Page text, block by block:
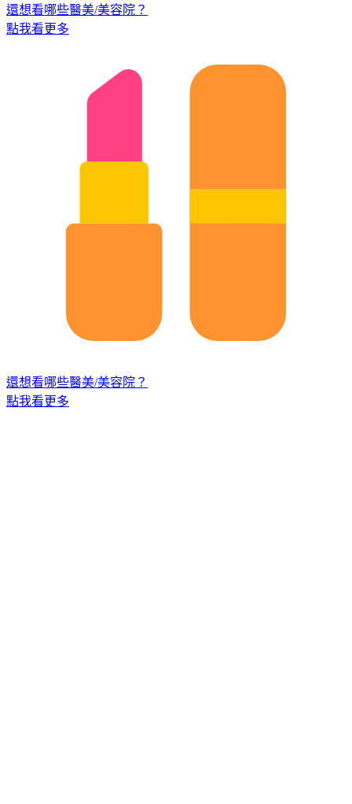
還想看哪些醫美/美容院？
點我看更多
還想看哪些醫美/美容院？
點我看更多